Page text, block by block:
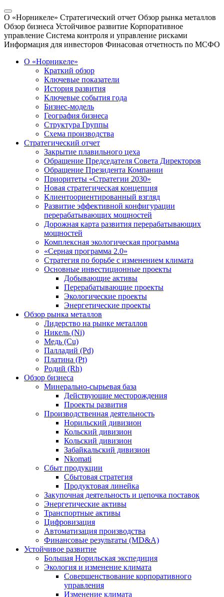
О «Норникеле» Стратегический отчет Обзор рынка металлов
Обзор бизнеса Устойчивое развитие Корпоративное
управление Система контроля и управление рисками
Информация для инвесторов Финасовая отчетность по МСФО
О «Норникеле»
Краткий обзор
Ключевые показатели
История развития
Ключевые события года
Бизнес-модель
География бизнеса
Структура Группы
Схема производства
Стратегический отчет
Закрытие плавильного цеха
Обращение Председателя Совета Директоров
Обращение Президента Компании
Приоритеты «Стратегии 2030»
Новая стратегическая концепция
Клиентоориентированный взгляд
Развитие эффективной конфигурации
перерабатывающих мощностей
Дорожная карта развития перерабатывающих
мощностей
Комплексная экологическая программа
«Серная программа 2.0»
Стратегия по борьбе с изменением климата
Основные инвестиционные проекты
Добывающие активы
Перерабатывающие проекты
Экологические проекты
Энергетические проекты
Обзор рынка металлов
Лидерство на рынке металлов
Никель (Ni)
Медь (Cu)
Палладий (Pd)
Платина (Pt)
Родий (Rh)
Обзор бизнеса
Минерально-сырьевая база
Действующие месторождения
Проекты развития
Производственная деятельность
Норильский дивизион
Кольский дивизион
Кольский дивизион
Забайкальский дивизион
Nkomati
Сбыт продукции
Сбытовая стратегия
Продуктовая линейка
Закупочная деятельность и цепочка поставок
Энергетические активы
Транспортные активы
Цифровизация
Автоматизация производства
Финансовые результаты (MD&A)
Устойчивое развитие
Большая Норильская экспедиция
Экология и изменение климата
Совершенствование корпоративного
управления
Изменение климата